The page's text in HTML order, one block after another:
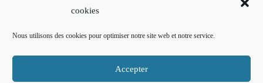
cookies
Nous utilisons des cookies pour optimiser notre site web et notre service.
Accepter
En cochant cette case, j'accepte la
message